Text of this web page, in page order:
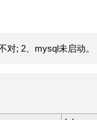
对; 2、mysql未启动。